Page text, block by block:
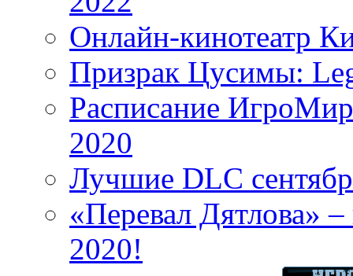
Онлайн-кинотеатр
Призрак Цусимы:
Расписание
2020
Лучшие DLC
«Перевал Дятлова»
2020!